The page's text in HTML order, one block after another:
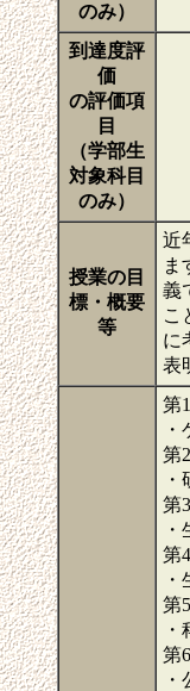
のみ）
到達度評
価
の評価項
目
（学部生
対象科目
のみ）
授業の目
標・概要
等
近
ま
義
こ
に
表
第
第
第
第
第
第